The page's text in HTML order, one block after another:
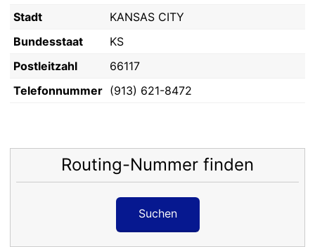
Stadt
KANSAS CITY
Bundesstaat
KS
Postleitzahl
66117
Telefonnummer (913) 621-8472
Routing-Nummer finden
Suchen